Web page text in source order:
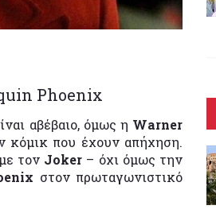
Phoenix
αβέβαιο, όμως η Warner
κόμικ που έχουν απήχηση.
τον Joker – όχι όμως την
στον πρωταγωνιστικό